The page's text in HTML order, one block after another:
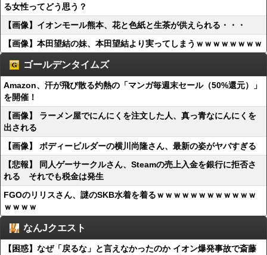
る女性ってどう思う？
【画像】イオンモール熊本、花と色紙と生茶が供えられる・・・
【画像】本田望結の妹、本田望結より実ってしまうｗｗｗｗｗｗｗｗ
ゴールデンタイムズ
Amazon、汗が飛び散る灼熱の「マンガ毎週末セール（50%還元）」
を開催！
【画像】 ラーメン屋でにんにくを注文した人、真っ青なにんにくを
出される
【画像】 ボディービルダーの横川尚隆さん、最新の姿がヤバすぎる
【悲報】 同人ゲーサークルさん、Steamの売上入金を銀行に拒否さ
れる それでも税金は発生
FGOのリリスさん、謎のSKB水着を着るｗｗｗｗｗｗｗｗｗｗｗｗ
ｗｗｗｗ
なんJクエスト
【困惑】なぜ「戻るな」と言えなかったのか イオン爆発事故で斎藤